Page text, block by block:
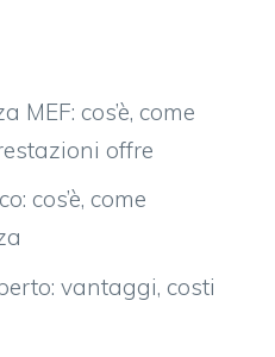
MEF: cos’è, come
offre
cos’è, come
vantaggi, costi